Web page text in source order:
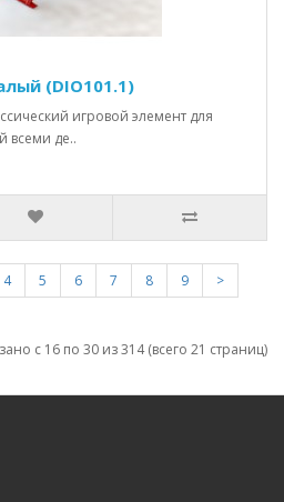
(DIO101.1)
игровой элемент для
всеми де..
4 5 6 7 8 9
>
с 16 по 30 из 314 (всего 21 страниц)